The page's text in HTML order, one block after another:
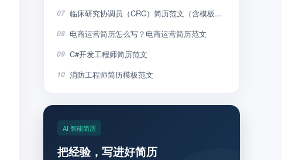
07 临床研究协调员（CRC）简历范文（含模板和详细案例）
08 电商运营简历怎么写？电商运营简历范文
09 C#开发工程师简历范文
10 消防工程师简历模板范文
AI 智能简历
把经验，写进好简历